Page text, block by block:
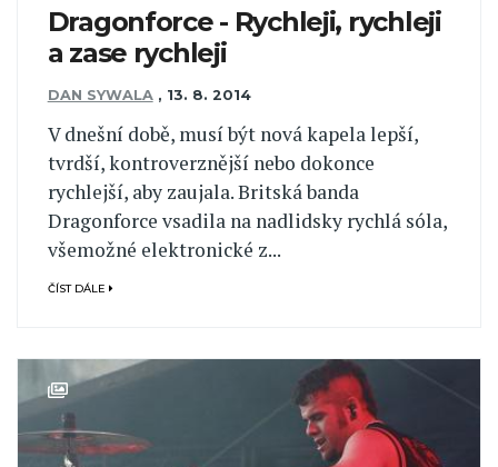
Dragonforce - Rychleji, rychleji
a zase rychleji
DAN SYWALA , 13. 8. 2014
V dnešní době, musí být nová kapela lepší,
tvrdší, kontroverznější nebo dokonce
rychlejší, aby zaujala. Britská banda
Dragonforce vsadila na nadlidsky rychlá sóla,
všemožné elektronické z...
ČÍST DÁLE